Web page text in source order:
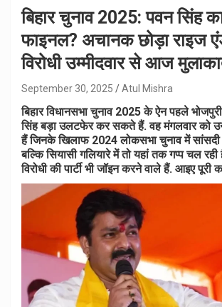
बिहार चुनाव 2025: पवन सिंह
फाइनल? अचानक छोड़ा राइज
विरोधी उम्मीदवार से आज
September 30, 2025 Atul Mishra
बिहार विधानसभा चुनाव 2025 के ऐन पहले
सिंह बड़ा उलटफेर कर सकते हैं. वह मंगलवार को
हैं जिनके खिलाफ 2024 लोकसभा चुनाव में
बल्कि सियासी गलियारे में तो यहां तक गप्प चल
विरोधी की पार्टी भी जॉइन करने वाले हैं. आइए पूरी